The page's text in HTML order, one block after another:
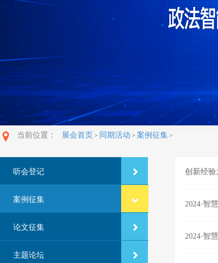
当前位置： 展会首页 > 同期活动 > 案例征集 >
听会登记
案例征集
论文征集
主题论坛
创新经验
2024·智
2024·智